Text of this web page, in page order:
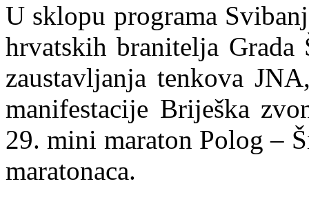
U sklopu programa
hrvatskih branitelja
zaustavljanja tenkova
manifestacije Briješka
29. mini maraton Polog –
maratonaca.